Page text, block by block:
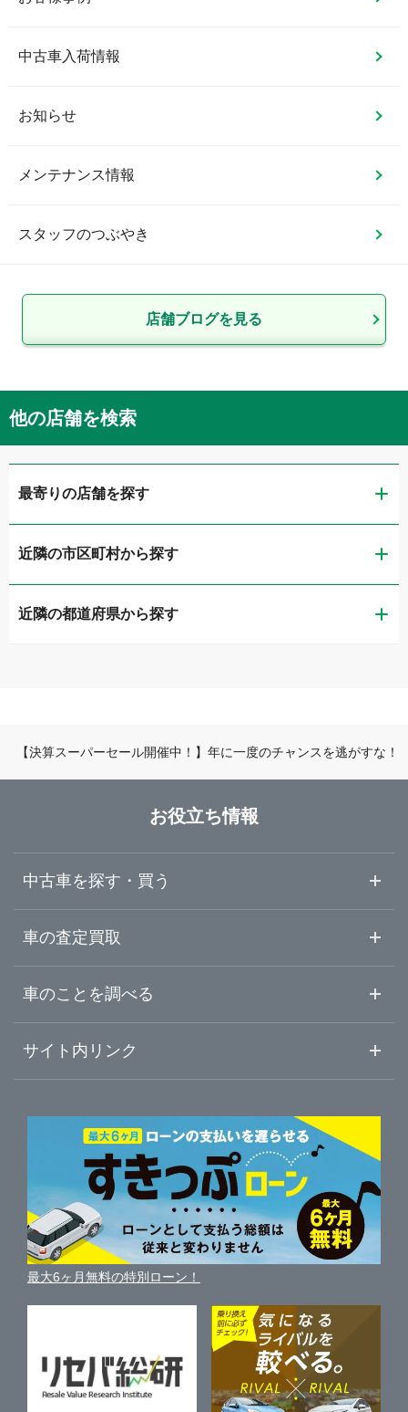
中古車入荷情報
お知らせ
メンテナンス情報
スタッフのつぶやき
店舗ブログを見る
他の店舗を検索
最寄りの店舗を探す
ガリバー垂水店
ガリバー車検 垂水店
ガリバー175号玉津店
ガリバー姫路店
ガリバー車検 姫路店
ガリバー姫路店 板金工場
ガリバー山幹尼崎インター店
ガリバー2号明石店
ガリバー171西宮店
ガリバー明幹加古川店
近隣の市区町村から探す
神戸市垂水区
明石市
西宮市
洲本市
加古川市
加東市
舞鶴・宮津・福知山
神戸市
近隣の都道府県から探す
奈良県
和歌山県
【決算スーパーセール開催中！】年に一度のチャンスを逃がすな！
お役立ち情報
中古車を探す・買う
中古車情報・中古車検索
初めての中古車購入ガイド
中古車人気ランキング
自動車ローンを調べる
ガリバーの自動車ローン
車買い替えの基礎知識
近くのお店で車を探す
車の査定買取
車査定・車買取ならガリバー
ガリバーの査定が選ばれる理由
車を売る時よくある質問
便利な査定サービス
中古車買取相場（毎月更新）
車の個人売買ガイド
車のことを調べる
車初心者まとめ
新車・中古車カタログ
車の燃費を調べる
車種別クチコミ
車比較サイト
サイト内リンク
サイトマップ
サイトの使用条件
利用規約
保険代理店業務に関する基本方針
古物営業法に基づく表示
最大6ヶ月無料の特別ローン！